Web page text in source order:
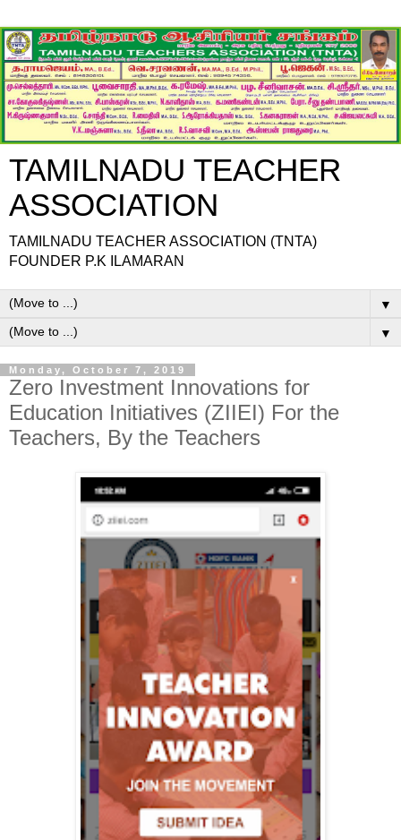
TAMILNADU TEACHER
ASSOCIATION
TAMILNADU TEACHER ASSOCIATION (TNTA)
FOUNDER P.K ILAMARAN
▼
▼
Monday, October 7, 2019
Zero Investment Innovations for
Education Initiatives (ZIIEI) For the
Teachers, By the Teachers